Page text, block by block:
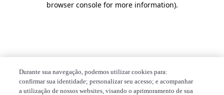
browser console for more information).
Durante sua navegação, podemos utilizar cookies para:
confirmar sua identidade; personalizar seu acesso; e acompanhar
a utilização de nossos websites, visando o aprimoramento de sua